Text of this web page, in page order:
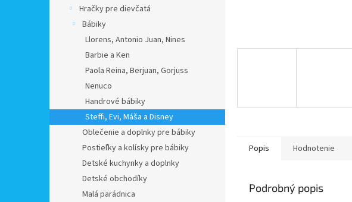
Hračky pre dievčatá
Bábiky
Llorens, Antonio Juan, Nines
Barbie a Ken
Paola Reina, Berjuan, Gorjuss
Nenuco
Handrové bábiky
Steffi, Evi, Máša a Disney
Oblečenie a doplnky pre bábiky
Postieľky a kolísky pre bábiky
Detské kuchynky a doplnky
Detské obchodíky
Malá parádnica
Popis Hodnotenie
Podrobný popis